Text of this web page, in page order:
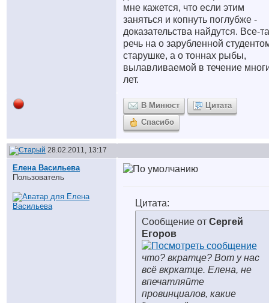
мне кажется, что если этим
заняться и копнуть поглубже -
доказательства найдутся. Все-
речь на о зарубленной
старушке, а о тоннах рыбы,
вылавливаемой в течение
лет.
В Минюст
Цитата
Спасибо
28.02.2011, 13:17
Елена Васильева
Пользователь
Цитата:
Сообщение от Сергей
Егоров
что? вкратце? Вот у нас
всё вкркатце. Елена, не
впечатляйте
провинциалов, какие